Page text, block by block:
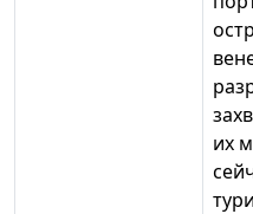
их